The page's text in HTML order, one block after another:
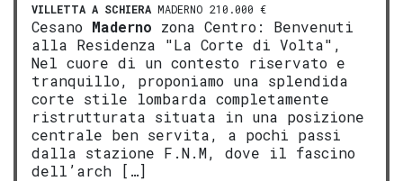
VILLETTA A SCHIERA MADERNO 210.000 €
Cesano Maderno zona Centro: Benvenuti
alla Residenza "La Corte di Volta",
Nel cuore di un contesto riservato e
tranquillo, proponiamo una splendida
corte stile lombarda completamente
ristrutturata situata in una posizione
centrale ben servita, a pochi passi
dalla stazione F.N.M, dove il fascino
dell’arch […]